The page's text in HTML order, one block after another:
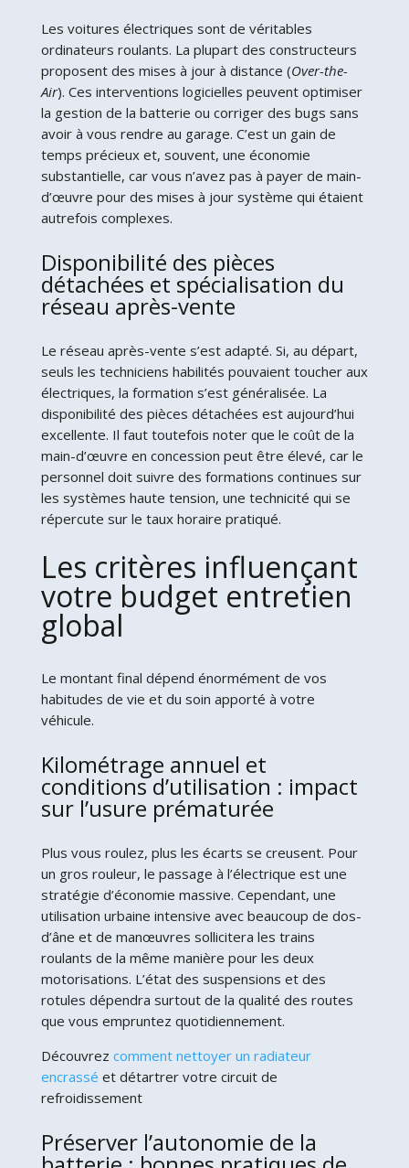
Les voitures électriques sont de véritables
ordinateurs roulants. La plupart des constructeurs
proposent des mises à jour à distance (Over-the-
Air). Ces interventions logicielles peuvent optimiser
la gestion de la batterie ou corriger des bugs sans
avoir à vous rendre au garage. C’est un gain de
temps précieux et, souvent, une économie
substantielle, car vous n’avez pas à payer de main-
d’œuvre pour des mises à jour système qui étaient
autrefois complexes.
Disponibilité des pièces
détachées et spécialisation du
réseau après-vente
Le réseau après-vente s’est adapté. Si, au départ,
seuls les techniciens habilités pouvaient toucher aux
électriques, la formation s’est généralisée. La
disponibilité des pièces détachées est aujourd’hui
excellente. Il faut toutefois noter que le coût de la
main-d’œuvre en concession peut être élevé, car le
personnel doit suivre des formations continues sur
les systèmes haute tension, une technicité qui se
répercute sur le taux horaire pratiqué.
Les critères influençant
votre budget entretien
global
Le montant final dépend énormément de vos
habitudes de vie et du soin apporté à votre
véhicule.
Kilométrage annuel et
conditions d’utilisation : impact
sur l’usure prématurée
Plus vous roulez, plus les écarts se creusent. Pour
un gros rouleur, le passage à l’électrique est une
stratégie d’économie massive. Cependant, une
utilisation urbaine intensive avec beaucoup de dos-
d’âne et de manœuvres sollicitera les trains
roulants de la même manière pour les deux
motorisations. L’état des suspensions et des
rotules dépendra surtout de la qualité des routes
que vous empruntez quotidiennement.
Découvrez comment nettoyer un radiateur
encrassé et détartrer votre circuit de
refroidissement
Préserver l’autonomie de la